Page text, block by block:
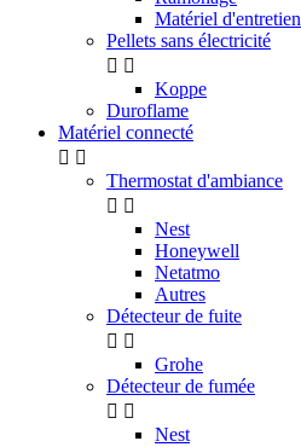
Matériel d'entretien
Pellets sans électricité
 
Koppe
Duroflame
Matériel connecté
 
Thermostat d'ambiance
 
Nest
Honeywell
Netatmo
Autres
Détecteur de fuite
 
Grohe
Détecteur de fumée
 
Nest